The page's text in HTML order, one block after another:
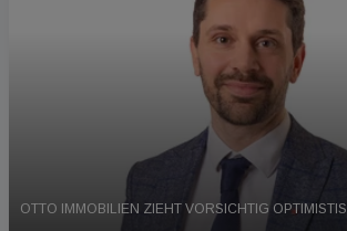
OTTO IMMOBILIEN ZIEHT VORSICHTIG